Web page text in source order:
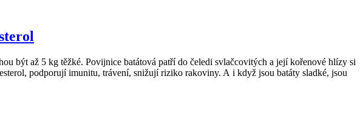
být až 5 kg těžké. Povijnice batátová patří do čeledi svlačcovitých a její kořenové hlízy si
podporují imunitu, trávení, snižují riziko rakoviny. A i když jsou batáty sladké, jsou